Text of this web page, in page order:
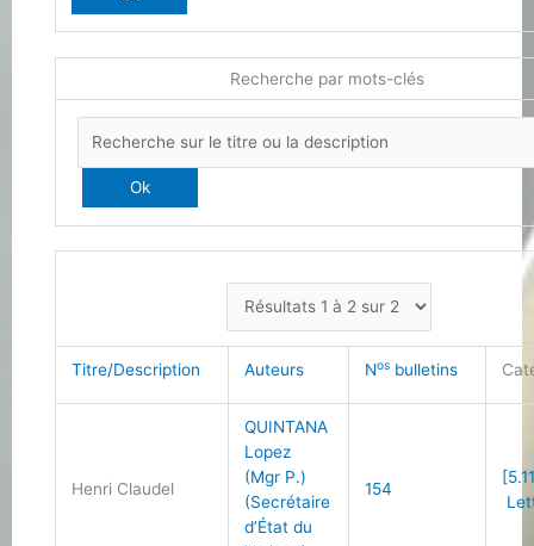
Recherche par mots-clés
Titre/Description Auteurs Nos bulletins
Henri Claudel
QUINTANA
Lopez
(Mgr P.)
(Secrétaire
d’État du
154